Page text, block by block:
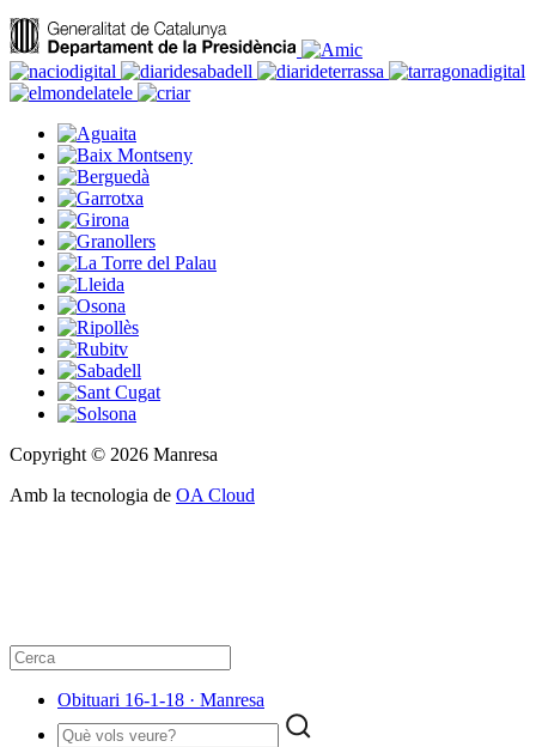
Copyright © 2026 Manresa
Amb la tecnologia de OA Cloud
Obituari 16-1-18 · Manresa